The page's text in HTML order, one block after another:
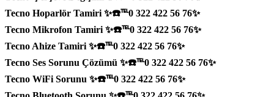
Tecno Hoparlör Tamiri ✨☎️℡0 322 422 56 76✨
Tecno Mikrofon Tamiri ✨☎️℡0 322 422 56 76✨
Tecno Ahize Tamiri ✨☎️℡0 322 422 56 76✨
Tecno Ses Sorunu Çözümü ✨☎️℡0 322 422 56 76✨
Tecno WiFi Sorunu ✨☎️℡0 322 422 56 76✨